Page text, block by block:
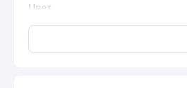
Цвет
Высота
Пользовательские